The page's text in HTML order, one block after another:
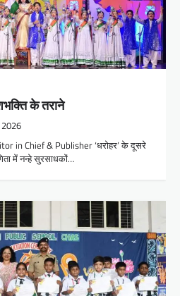
के तराने
in Chief & Publisher ‘धरोहर’ के दूसरे
में नन्हे सुरसाधकों…